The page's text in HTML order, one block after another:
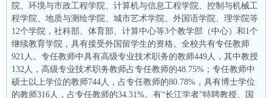
院、环境与市政工程学院、计算机与信息工程学院、控制与机械工
程学院、地质与测绘学院、城市艺术学院、外国语学院、理学院等
12个学院，社科部、体育部、计算中心等3个教学部（中心）和1个
继续教育学院，具有接受外国留学生的资格。全校共有专任教师
921人。专任教师中具有高级专业技术职务的教师449人，其中教授
132人，高级专业技术职务教师占专任教师的48.75%；专任教师中
硕士以上学位的教师744人，占专任教师的80.78%，具有博士学位
的教师316人，占专任教师的34.31%。有“长江学者”特聘教授、国